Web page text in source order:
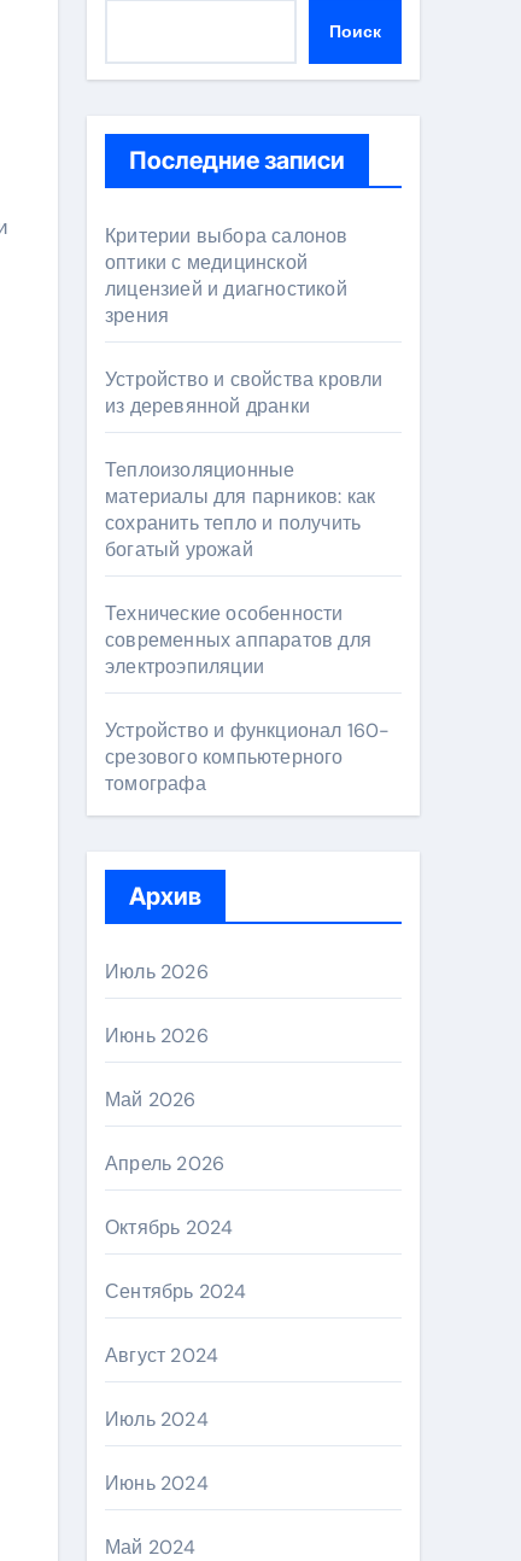
Поиск
Последние записи
Критерии выбора салонов
оптики с медицинской
лицензией и диагностикой
зрения
Устройство и свойства кровли
из деревянной дранки
Теплоизоляционные
материалы для парников: как
сохранить тепло и получить
богатый урожай
Технические особенности
современных аппаратов для
электроэпиляции
Устройство и функционал 160-
срезового компьютерного
томографа
Архив
Июль 2026
Июнь 2026
Май 2026
Апрель 2026
Октябрь 2024
Сентябрь 2024
Август 2024
Июль 2024
Июнь 2024
Май 2024